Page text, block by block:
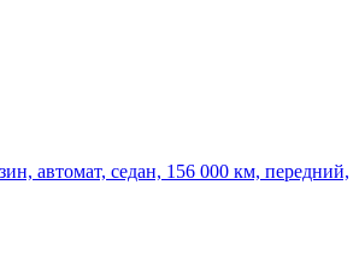
автомат, седан, 156 000 км, передний,